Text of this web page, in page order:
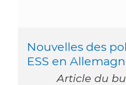
Nouvelles des
ESS en
Article du